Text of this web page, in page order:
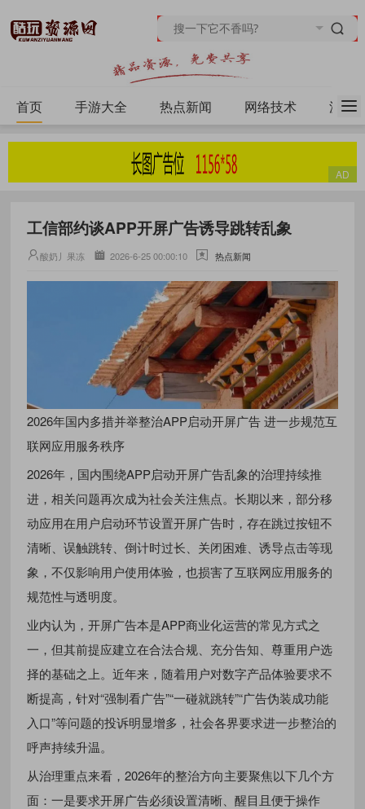
首页 手游大全 热点新闻 网络技术 源码
工信部约谈APP开屏广告诱导跳转乱象
酸奶丿果冻 2026-6-25 00:00:10 热点新闻
2026年国内多措并举整治APP启动开屏广告 进一步规范互
联网应用服务秩序
2026年，国内围绕APP启动开屏广告乱象的治理持续推
进，相关问题再次成为社会关注焦点。长期以来，部分移
动应用在用户启动环节设置开屏广告时，存在跳过按钮不
清晰、误触跳转、倒计时过长、关闭困难、诱导点击等现
象，不仅影响用户使用体验，也损害了互联网应用服务的
规范性与透明度。
业内认为，开屏广告本是APP商业化运营的常见方式之
一，但其前提应建立在合法合规、充分告知、尊重用户选
择的基础之上。近年来，随着用户对数字产品体验要求不
断提高，针对“强制看广告”“一碰就跳转”“广告伪装成功能
入口”等问题的投诉明显增多，社会各界要求进一步整治的
呼声持续升温。
从治理重点来看，2026年的整治方向主要聚焦以下几个方
面：一是要求开屏广告必须设置清晰、醒目且便于操作